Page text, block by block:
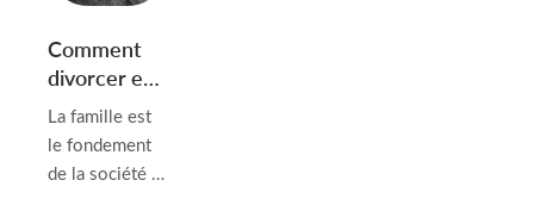
Comment
divorcer en
Biélorussie
La famille est
le fondement
de la société et